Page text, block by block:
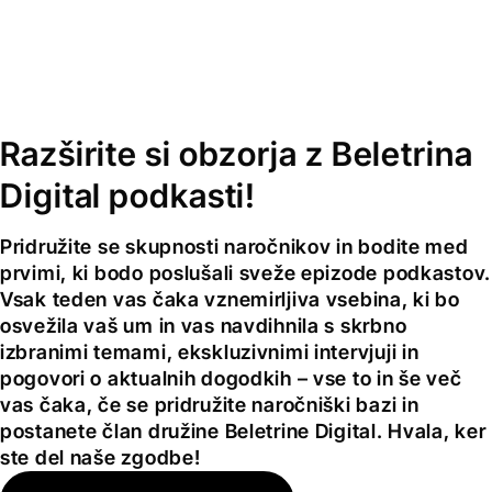
življenje pravljica, dokler idile ne prekine tragedija, ki
usodno poseže v odnose med družinskimi člani, celo
med sestrami. Ann Napolitano je uspelo ustvariti
močne, raznolike značaje in tematizirati konflikt med
posameznikovimi željami ter pričakovanji njegovih
najbližjih. Roman je pisan z več perspektiv in se
ukvarja z duševnim zdravjem, družinskimi
skrivnostmi, otroškimi travmami, predvsem pa
raziskuje, ali ima ljubezen dovolj moči, da vse to
prikliče na plano in dokončno zaceli.
Razširite si obzorja z Beletrina
Digital podkasti!
Pridružite se skupnosti naročnikov in bodite med
prvimi, ki bodo poslušali sveže epizode podkastov.
Vsak teden vas čaka vznemirljiva vsebina, ki bo
osvežila vaš um in vas navdihnila s skrbno
izbranimi temami, ekskluzivnimi intervjuji in
pogovori o aktualnih dogodkih – vse to in še več
vas čaka, če se pridružite naročniški bazi in
postanete član družine Beletrine Digital. Hvala, ker
ste del naše zgodbe!